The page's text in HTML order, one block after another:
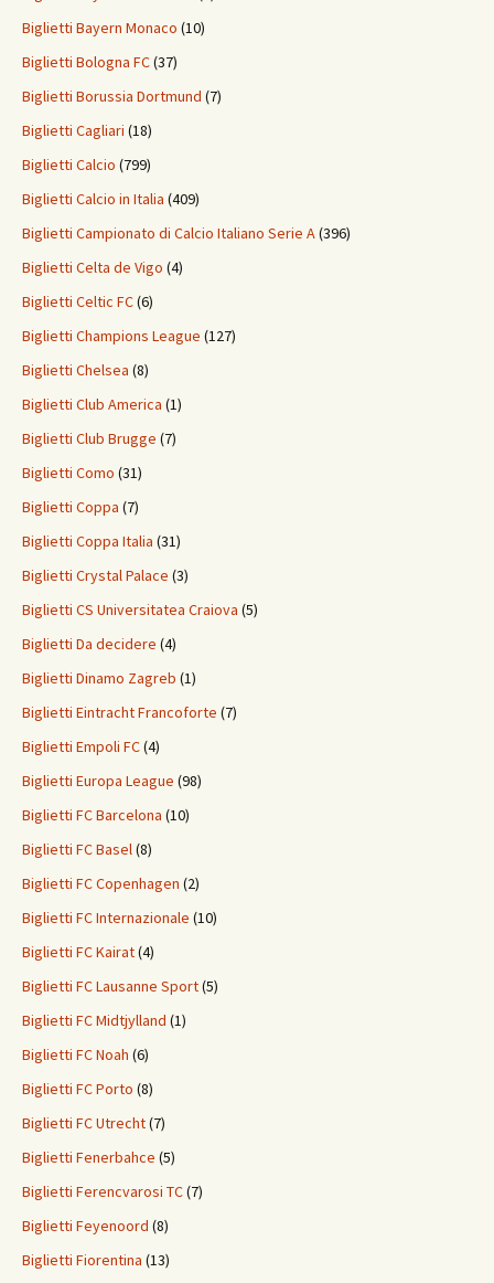
Biglietti Bayern Monaco (10)
Biglietti Bologna FC(37)
Biglietti Borussia Dortmund (7)
Biglietti Cagliari (18)
Biglietti Calcio (799)
Biglietti Calcio in Italia (409)
Biglietti Campionato di Calcio Italiano Serie A(396)
Biglietti Celta de Vigo (4)
Biglietti Celtic FC(6)
Biglietti Champions League (127)
Biglietti Chelsea (8)
Biglietti Club America (1)
Biglietti Club Brugge (7)
Biglietti Como (31)
Biglietti Coppa (7)
Biglietti Coppa Italia (31)
Biglietti Crystal Palace (3)
Biglietti CS Universitatea Craiova (5)
Biglietti Da decidere (4)
Biglietti Dinamo Zagreb (1)
Biglietti Eintracht Francoforte (7)
Biglietti Empoli FC(4)
Biglietti Europa League (98)
Biglietti FC Barcelona (10)
Biglietti FC Basel(8)
Biglietti FC Copenhagen (2)
Biglietti FC Internazionale (10)
Biglietti FC Kairat(4)
Biglietti FC Lausanne Sport(5)
Biglietti FC Midtjylland (1)
Biglietti FC Noah (6)
Biglietti FC Porto (8)
Biglietti FC Utrecht(7)
Biglietti Fenerbahce (5)
Biglietti Ferencvarosi TC(7)
Biglietti Feyenoord (8)
Biglietti Fiorentina (13)